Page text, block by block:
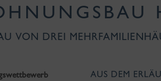
VON DREI
AUS DEM